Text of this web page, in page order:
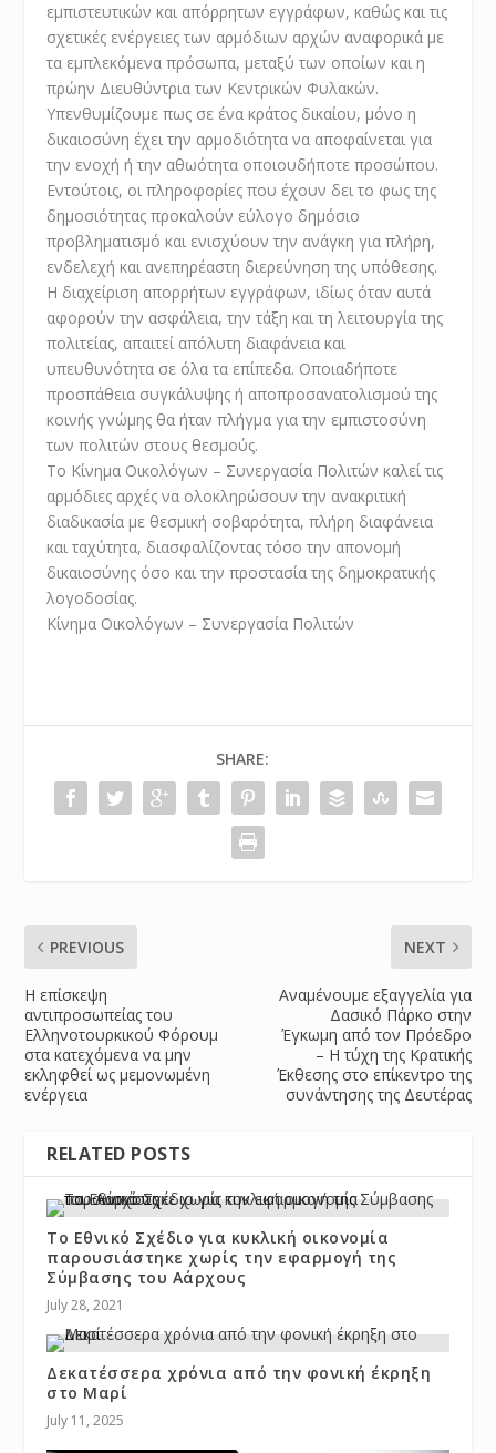
εμπιστευτικών και απόρρητων εγγράφων, καθώς και τις
σχετικές ενέργειες των αρμόδιων αρχών αναφορικά με
τα εμπλεκόμενα πρόσωπα, μεταξύ των οποίων και η
πρώην Διευθύντρια των Κεντρικών Φυλακών.
Υπενθυμίζουμε πως σε ένα κράτος δικαίου, μόνο η
δικαιοσύνη έχει την αρμοδιότητα να αποφαίνεται για
την ενοχή ή την αθωότητα οποιουδήποτε προσώπου.
Εντούτοις, οι πληροφορίες που έχουν δει το φως της
δημοσιότητας προκαλούν εύλογο δημόσιο
προβληματισμό και ενισχύουν την ανάγκη γιαπλήρη,
ενδελεχή και ανεπηρέαστη διερεύνηση της υπόθεσης.
Η διαχείριση απορρήτων εγγράφων, ιδίως όταν αυτά
αφορούν την ασφάλεια, την τάξη και τη λειτουργία της
πολιτείας, απαιτεί απόλυτη διαφάνεια και
υπευθυνότητα σε όλα τα επίπεδα. Οποιαδήποτε
προσπάθεια συγκάλυψης ή αποπροσανατολισμού της
κοινής γνώμης θα ήταν πλήγμα για την εμπιστοσύνη
των πολιτών στους θεσμούς.
Το Κίνημα Οικολόγων – Συνεργασία Πολιτών καλεί τις
αρμόδιες αρχές να ολοκληρώσουν την ανακριτική
διαδικασία με θεσμική σοβαρότητα, πλήρη διαφάνεια
και ταχύτητα, διασφαλίζοντας τόσο την απονομή
δικαιοσύνης όσο και την προστασία της δημοκρατικής
λογοδοσίας.
Κίνημα Οικολόγων – Συνεργασία Πολιτών
SHARE:
PREVIOUS
H επίσκεψη
αντιπροσωπείας του
Ελληνοτουρκικού Φόρουμ
στα κατεχόμενα να μην
εκληφθεί ως μεμονωμένη
ενέργεια
NEXT
Αναμένουμε εξαγγελία για
Δασικό Πάρκο στην
Έγκωμη από τον Πρόεδρο
– Η τύχη της Κρατικής
Έκθεσης στο επίκεντρο της
συνάντησης της Δευτέρας
RELATED POSTS
Το Εθνικό Σχέδιο για κυκλική οικονομία
παρουσιάστηκε χωρίς την εφαρμογή της
Σύμβασης του Αάρχους
July 28, 2021
Δεκατέσσερα χρόνια από την φονική έκρηξη
στο Μαρί
July 11, 2025